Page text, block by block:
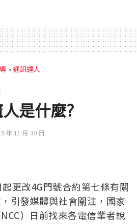
»通訊達人
是什麼?
年 11 月 30 日
更改4G門號合約第七條有關
引發媒體與社會關注，國家
）日前找來各電信業者說